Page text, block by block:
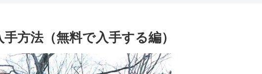
方法（無料で入手する編）